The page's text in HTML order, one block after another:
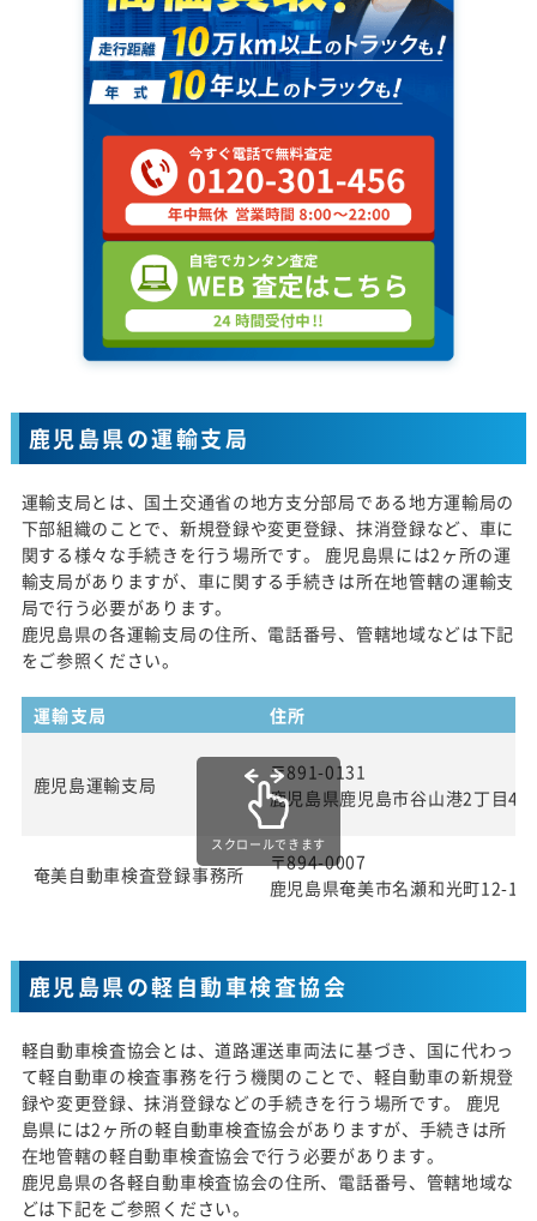
鹿児島県の運輸支局
運輸支局とは、国土交通省の地方支分部局である地方運輸局の
下部組織のことで、新規登録や変更登録、抹消登録など、車に
関する様々な手続きを行う場所です。 鹿児島県には2ヶ所の運
輸支局がありますが、車に関する手続きは所在地管轄の運輸支
局で行う必要があります。
鹿児島県の各運輸支局の住所、電話番号、管轄地域などは下記
をご参照ください。
運輸支局 住所
鹿児島運輸支局
〒891-0131
鹿児島県鹿児島市谷山港2丁目4
奄美自動車検査登録事務所
〒894-0007
鹿児島県奄美市名瀬和光町12-1
スクロールできます
鹿児島県の軽自動車検査協会
軽自動車検査協会とは、道路運送車両法に基づき、国に代わっ
て軽自動車の検査事務を行う機関のことで、軽自動車の新規登
録や変更登録、抹消登録などの手続きを行う場所です。 鹿児
島県には2ヶ所の軽自動車検査協会がありますが、手続きは所
在地管轄の軽自動車検査協会で行う必要があります。
鹿児島県の各軽自動車検査協会の住所、電話番号、管轄地域な
どは下記をご参照ください。